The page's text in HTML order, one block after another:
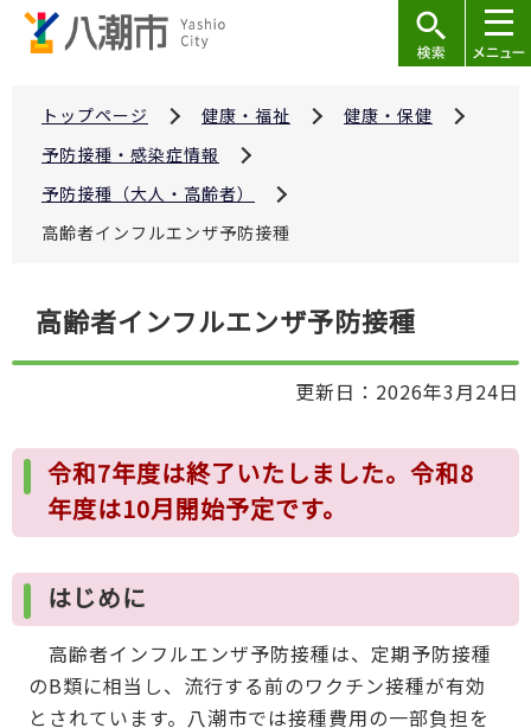
トップページ 健康・福祉
健康・保健
予防接種・感染症情報
予防接種（大人・高齢者）
高齢者インフルエンザ予防接種
こ
ら
高齢者インフルエンザ予防接種
更新日：2026年3月24日
令和7年度は終了いたしました。令和8
年度は10月開始予定です。
はじめに
高齢者インフルエンザ予防接種は、定期予防接種
のB類に相当し、流行する前のワクチン接種が有効
とされています。八潮市では接種費用の一部負担を